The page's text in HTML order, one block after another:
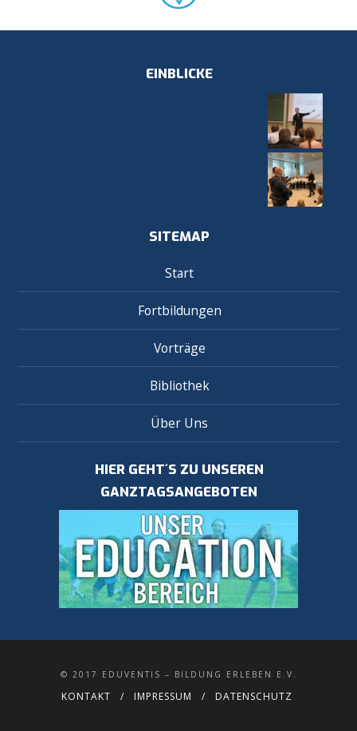
EINBLICKE
SITEMAP
Start
Fortbildungen
Vorträge
Bibliothek
Über Uns
HIER GEHT´S ZU UNSEREN
GANZTAGSANGEBOTEN
© 2017 EDUVENTIS – BILDUNG ERLEBEN E.V.
KONTAKT IMPRESSUM DATENSCHUTZ